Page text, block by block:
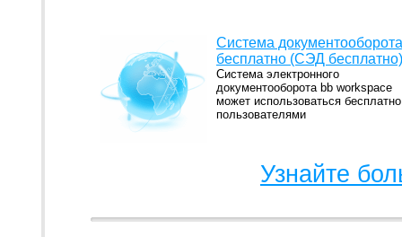
Система документооборота
бесплатно (СЭД бесплатно)
Система электронного
документооборота bb workspace
может использоваться
пользователями
Узнайте